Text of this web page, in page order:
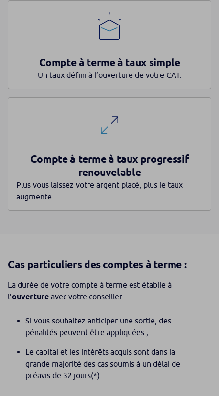
Compte à terme à taux simple
Un taux défini à l’ouverture de votre CAT.
Compte à terme à taux progressif
renouvelable
Plus vous laissez votre argent placé, plus le taux
augmente.
Cas particuliers des comptes à terme :
La durée de votre compte à terme est établie à
l’ouverture avec votre conseiller.
Si vous souhaitez anticiper une sortie, des
pénalités peuvent être appliquées ;
Le capital et les intérêts acquis sont dans la
grande majorité des cas soumis à un délai de
préavis de 32 jours(*)